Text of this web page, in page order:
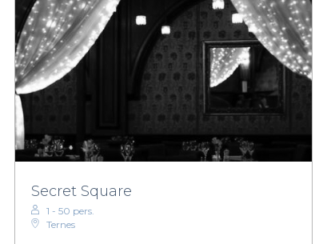
Secret Square
1 - 50 pers.
Ternes